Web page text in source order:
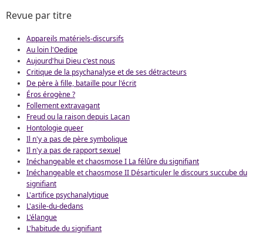
Revue par titre
Appareils matériels-discursifs
Au loin l'Oedipe
Aujourd'hui Dieu c'est nous
Critique de la psychanalyse et de ses détracteurs
De père à fille, bataille pour l'écrit
Éros érogène ?
Follement extravagant
Freud ou la raison depuis Lacan
Hontologie queer
Il n'y a pas de père symbolique
Il n'y a pas de rapport sexuel
Inéchangeable et chaosmose I La félûre du signifiant
Inéchangeable et chaosmose II Désarticuler le discours succube du
signifiant
L'artifice psychanalytique
L'asile-du-dedans
L'élangue
L'habitude du signifiant